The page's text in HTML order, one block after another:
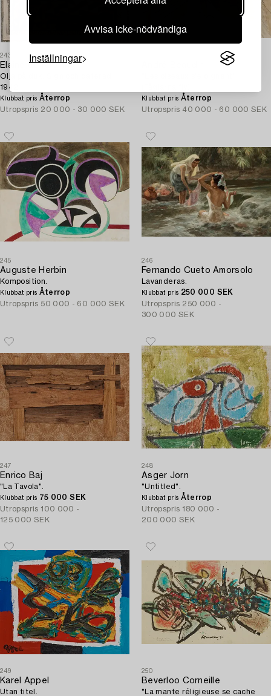
Avvisa icke-nödvändiga
Inställningar
243
Elaine de Kooning
Olja på duk. Sign och daterad
1942.
Klubbat pris Återrop
Utropspris 20 000 - 30 000 SEK
Klubbat pris Återrop
Utropspris 40 000 - 60 000 SEK
245
Auguste Herbin
Komposition.
Klubbat pris Återrop
Utropspris 50 000 - 60 000 SEK
246
Fernando Cueto Amorsolo
Lavanderas.
Klubbat pris 250 000 SEK
Utropspris 250 000 -
300 000 SEK
247
Enrico Baj
"La Tavola".
Klubbat pris 75 000 SEK
Utropspris 100 000 -
125 000 SEK
248
Asger Jorn
"Untitled".
Klubbat pris Återrop
Utropspris 180 000 -
200 000 SEK
249
Karel Appel
Utan titel.
250
Beverloo Corneille
"La mante réligieuse se cache